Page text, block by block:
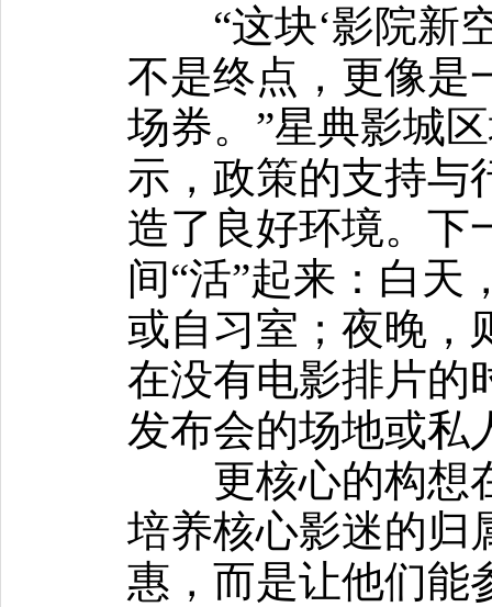
“这块‘影院新空
不是终点，更像是
场券。”星典影城
示，政策的支持与
造了良好环境。下
间“活”起来：白天
或自习室；夜晚，
在没有电影排片的
发布会的场地或私
更核心的构想在
培养核心影迷的归
惠，而是让他们能